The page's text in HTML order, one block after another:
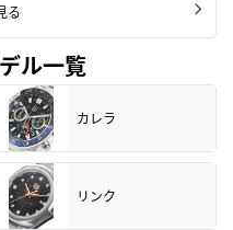
る
ル一覧
カレラ
リンク